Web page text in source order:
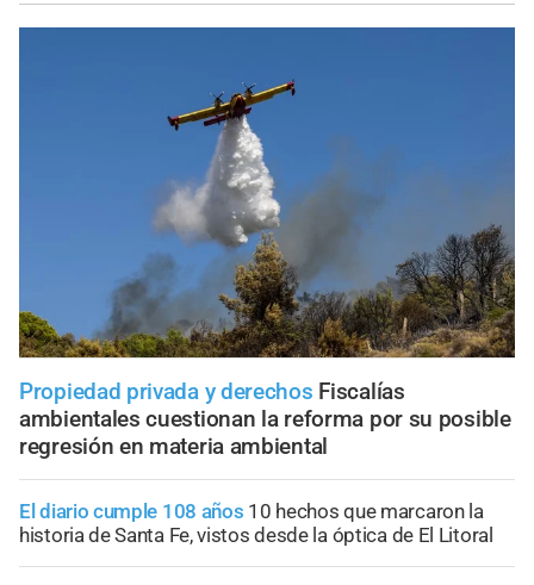
Propiedad privada y derechos Fiscalías
ambientales cuestionan la reforma por su posible
regresión en materia ambiental
El diario cumple 108 años 10 hechos que marcaron la
historia de Santa Fe, vistos desde la óptica de El Litoral